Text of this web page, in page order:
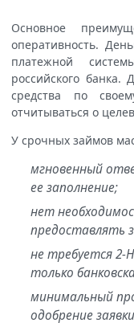
Основное
оперативность.
платежной
российского банка.
средства по
отчитываться о
У срочных займов
мгновенный
ее заполнение;
нет
предоставлять
не требуется 2-
только
минимальный
одобрение